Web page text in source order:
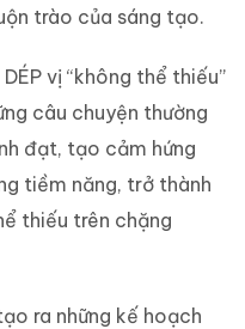
trào của sáng tạo.
vị “không thể thiếu”
câu chuyện thường
đạt, tạo cảm hứng
tiềm năng, trở thành
thiếu trên chặng
ra những kế hoạch